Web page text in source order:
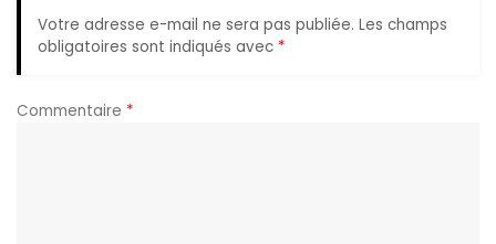
Votre adresse e-mail ne sera pas publiée. Les champs
obligatoires sont indiqués avec *
Commentaire *